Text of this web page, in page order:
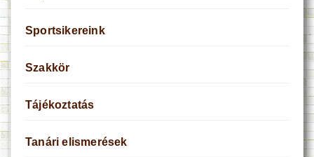
Sportsikereink
Szakkör
Tájékoztatás
Tanári elismerések